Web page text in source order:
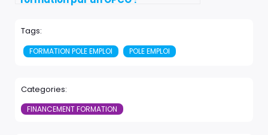
Tags:
FORMATION POLE EMPLOI POLE EMPLOI
Categories:
FINANCEMENT FORMATION